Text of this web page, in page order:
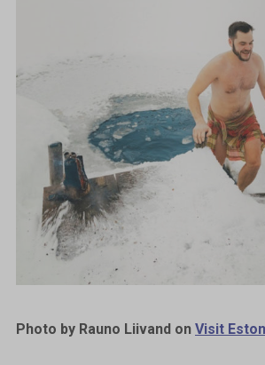
Photo by Rauno Liivand on Visit